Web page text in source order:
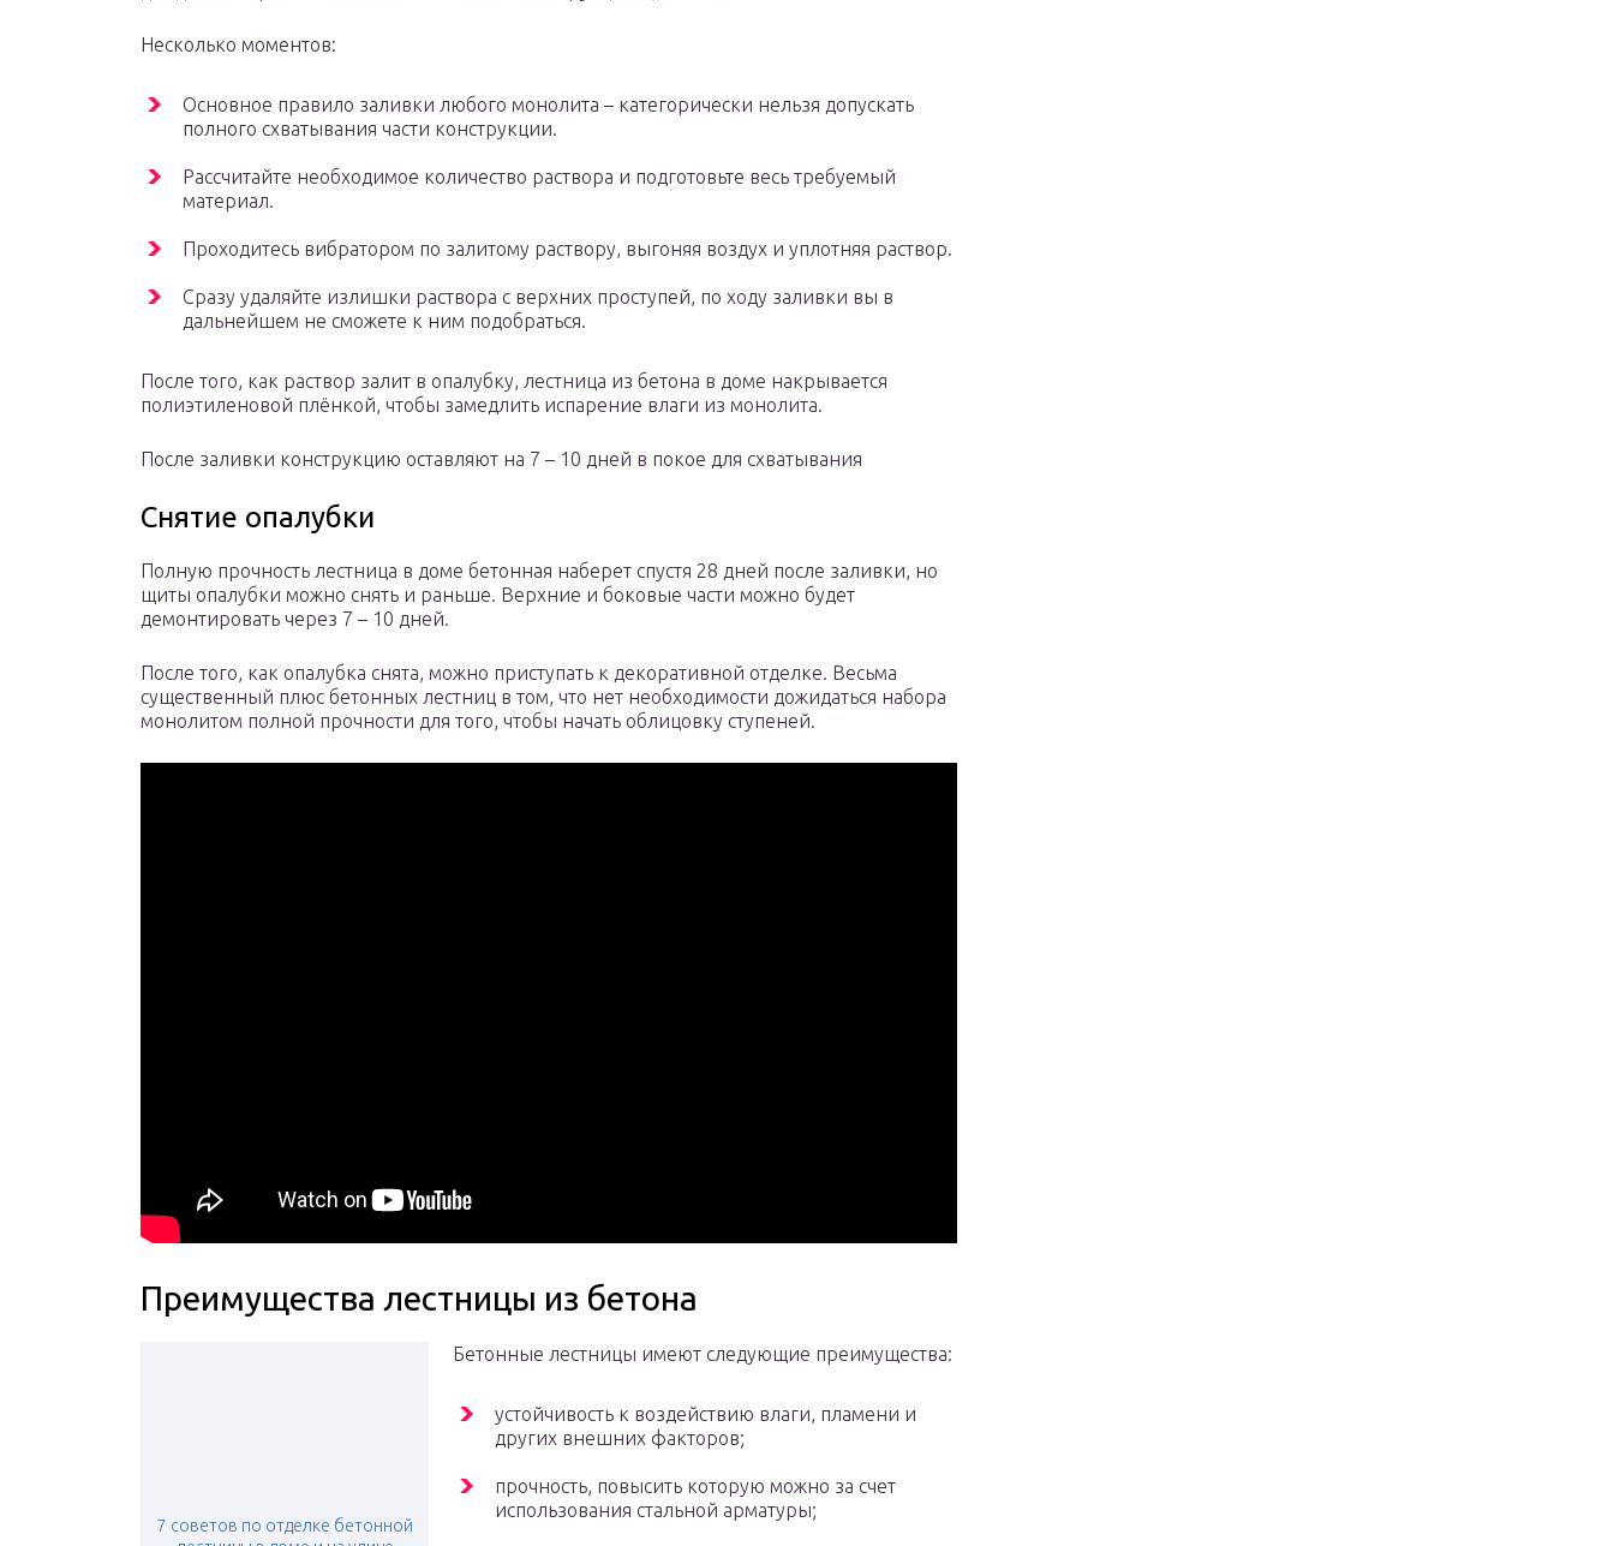
Несколько моментов:
Основное правило заливки любого монолита – категорически нельзя допускать
полного схватывания части конструкции.
Рассчитайте необходимое количество раствора и подготовьте весь требуемый
материал.
Проходитесь вибратором по залитому раствору, выгоняя воздух и уплотняя раствор.
Сразу удаляйте излишки раствора с верхних проступей, по ходу заливки вы в
дальнейшем не сможете к ним подобраться.
После того, как раствор залит в опалубку, лестница из бетона в доме накрывается
полиэтиленовой плёнкой, чтобы замедлить испарение влаги из монолита.
После заливки конструкцию оставляют на 7 – 10 дней в покое для схватывания
Снятие опалубки
Полную прочность лестница в доме бетонная наберет спустя 28 дней после заливки, но
щиты опалубки можно снять и раньше. Верхние и боковые части можно будет
демонтировать через 7 – 10 дней.
После того, как опалубка снята, можно приступать к декоративной отделке. Весьма
существенный плюс бетонных лестниц в том, что нет необходимости дожидаться набора
монолитом полной прочности для того, чтобы начать облицовку ступеней.
Преимущества лестницы из бетона
7 советов по отделке бетонной
Бетонные лестницы имеют следующие преимущества:
устойчивость к воздействию влаги, пламени и
других внешних факторов;
прочность, повысить которую можно за счет
использования стальной арматуры;